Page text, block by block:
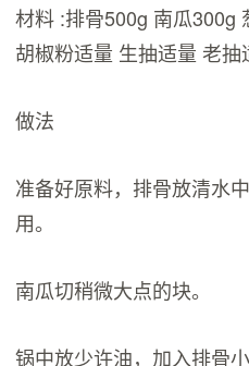
材料 :排骨500g 南瓜300g
胡椒粉适量 生抽适量 老抽
做法
准备好原料，排骨放清水
用。
南瓜切稍微大点的块。
锅中放少许油，加入排骨